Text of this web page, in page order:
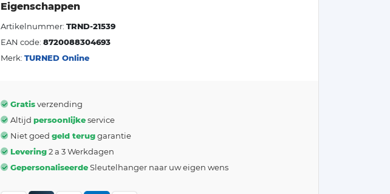
Eigenschappen
Artikelnummer: TRND-21539
EAN code: 8720088304693
Merk: TURNED Online
Gratisverzending
Altijd persoonlijkeservice
Niet goed geld teruggarantie
Levering2 a 3 Werkdagen
GepersonaliseerdeSleutelhanger naar uw eigen wens